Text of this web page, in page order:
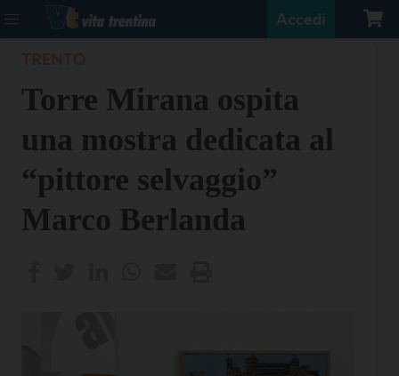
Accedi
Torre Mirana ospita
una mostra dedicata al
“pittore selvaggio”
Marco Berlanda